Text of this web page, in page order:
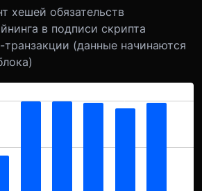
хешей обязательств
в подписи скрипта
-транзакции (данные начинаются